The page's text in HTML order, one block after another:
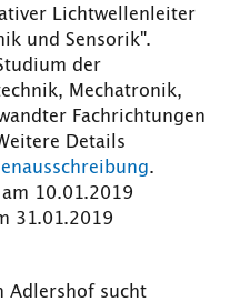
Lichtwellenleiter
und Sensorik".
der
Mechatronik,
Fachrichtungen
Details
.
10.01.2019
31.01.2019
Adlershof sucht